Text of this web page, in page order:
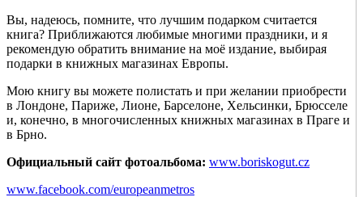
Вы, надеюсь, помните, что лучшим подарком считается
книга? Приближаются любимые многими праздники, и я
рекомендую обратить внимание на моё издание, выбирая
подарки в книжных магазинах Европы.
Мою книгу вы можете полистать и при желании приобрести
в Лондоне, Париже, Лионе, Барселоне, Хельсинки, Брюсселе
и, конечно, в многочисленных книжных магазинах в Праге и
в Брно.
Официальный сайт фотоальбома: www.boriskogut.cz
www.facebook.com/europeanmetros